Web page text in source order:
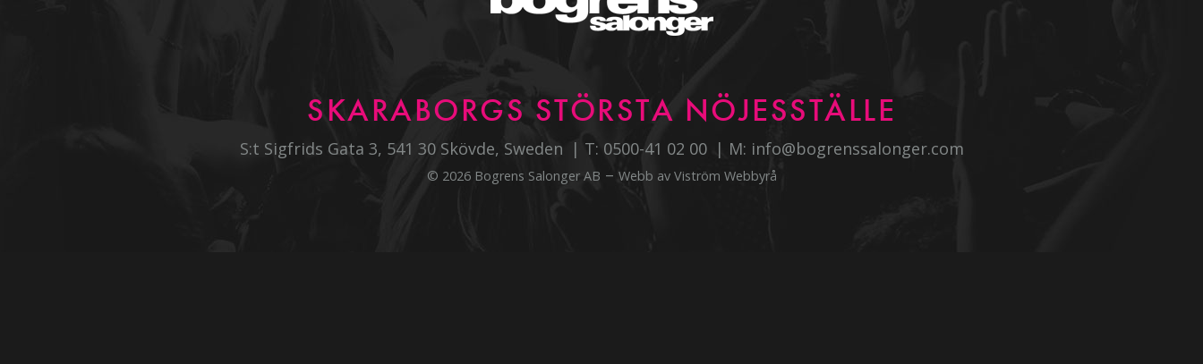
SKARABORGS STÖRSTA NÖJESSTÄLLE
S:t Sigfrids Gata 3, 541 30 Skövde, Sweden T: 0500-41 02 00 M: info@bogrenssalonger.com
© 2026 Bogrens Salonger AB – Webb av Viström Webbyrå